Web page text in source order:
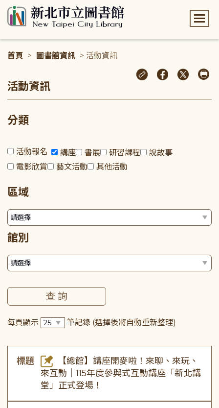
首頁 > 圖書館資訊 > 活動資訊
活動資訊
分類
活動報名 講座 書展 研習課程
說故事
電影欣賞
藝文活動 其他活動
區域
館別
每頁顯示 筆記錄 (選擇後將自動重新整理)
標題
【總館】講座開麥啦！來聊、來玩、
來互動｜115年度參與式互動講座「新北講
堂」正式登場！